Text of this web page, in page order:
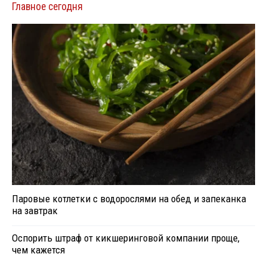
Главное сегодня
Паровые котлетки с водорослями на обед и запеканка
на завтрак
Оспорить штраф от кикшеринговой компании проще,
чем кажется